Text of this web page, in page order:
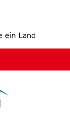
ein Land